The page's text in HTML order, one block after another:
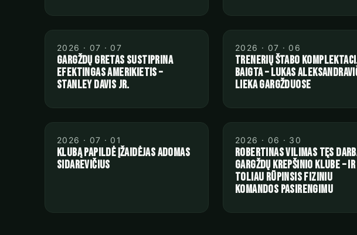
2026 · 07 · 07
Gargždų gretas sustiprina
efektingas amerikietis –
Stanley Davis Jr.
2026 · 07 · 06
Trenerių štabo
baigta – Lukas
lieka Gargžduose
2026 · 07 · 01
Klubą papildė įžaidėjas Adomas
Sidarevičius
2026 · 06 · 30
Robertinas Vilimas tęs
Gargždų krepšinio klube – ir
toliau rūpinsis fiziniu
komandos pasirengimu